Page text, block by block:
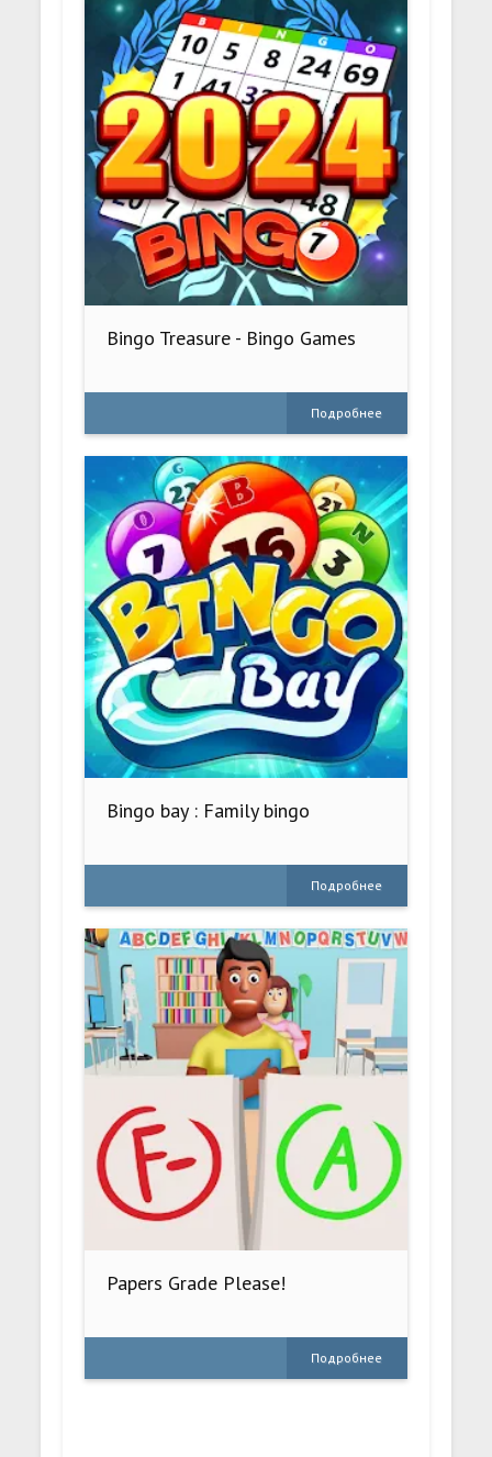
Bingo Treasure - Bingo Games
Подробнее
Bingo bay : Family bingo
Подробнее
Papers Grade Please!
Подробнее